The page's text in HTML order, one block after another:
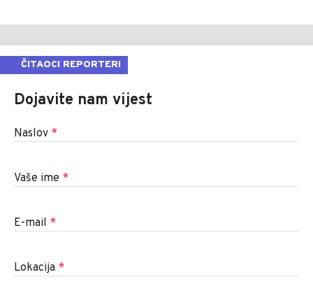
ČITAOCI REPORTERI
Dojavite nam vijest
Naslov *
Vaše ime *
E-mail *
Lokacija *